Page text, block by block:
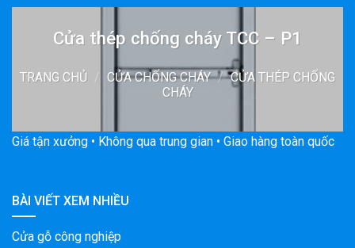
Cửa thép chống cháy TCC – P1
TRANG CHỦ / CỬA CHỐNG CHÁY / CỬA THÉP CHỐNG
CHÁY
Giá tận xưởng • Không qua trung gian • Giao hàng toàn quốc
BÀI VIẾT XEM NHIỀU
Cửa gỗ công nghiệp